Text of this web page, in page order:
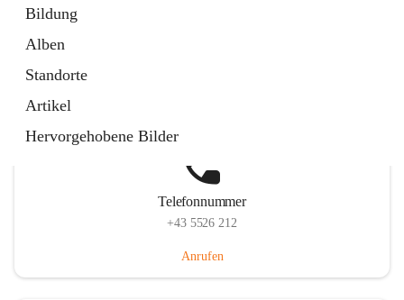
Bildung
Alben
Standorte
Artikel
Hervorgehobene Bilder
Telefonnummer
+43 5526 212
Anrufen